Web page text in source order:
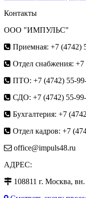
Контакты
ООО "ИМПУЛЬС"
Приемная: +7 (4742)
Отдел снабжения: +7
ПТО: +7 (4742) 55-
СДО: +7 (4742) 55-
Бухгалтерия: +7
Отдел кадров: +7
office@impuls48.ru
АДРЕС:
108811 г. Москва,